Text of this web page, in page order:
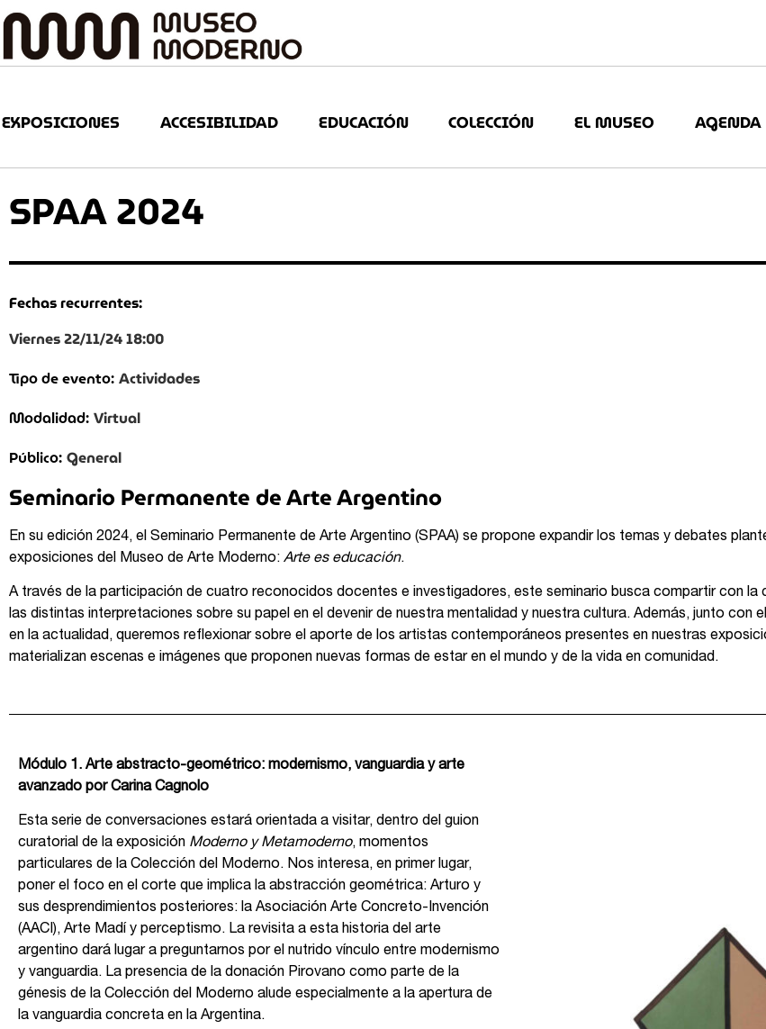
EXPOSICIONES ACCESIBILIDAD EDUCACIÓN COLECCIÓN EL MUSEO AGENDA
SPAA 2024
Fechas recurrentes:
Viernes 22/11/24 18:00
Tipo de evento: Actividades
Modalidad: Virtual
Público: General
Seminario Permanente de Arte Argentino
En su edición 2024, el Seminario Permanente de Arte Argentino (SPAA) se propone expandir los temas y debates
exposiciones del Museo de Arte Moderno: Arte es educación.
A través de la participación de cuatro reconocidos docentes e investigadores, este seminario busca compartir con la
las distintas interpretaciones sobre su papel en el devenir de nuestra mentalidad y nuestra cultura. Además, junto con
en la actualidad, queremos reflexionar sobre el aporte de los artistas contemporáneos presentes en nuestras
materializan escenas e imágenes que proponen nuevas formas de estar en el mundo y de la vida en comunidad.
Módulo 1. Arte abstracto-geométrico: modernismo, vanguardia y arte
avanzado por Carina Cagnolo
Esta serie de conversaciones estará orientada a visitar, dentro del guion
curatorial de la exposición Moderno y Metamoderno, momentos
particulares de la Colección del Moderno. Nos interesa, en primer lugar,
poner el foco en el corte que implica la abstracción geométrica: Arturo y
sus desprendimientos posteriores: la Asociación Arte Concreto-Invención
(AACI), Arte Madí y perceptismo. La revisita a esta historia del arte
argentino dará lugar a preguntarnos por el nutrido vínculo entre modernismo
y vanguardia. La presencia de la donación Pirovano como parte de la
génesis de la Colección del Moderno alude especialmente a la apertura de
la vanguardia concreta en la Argentina.